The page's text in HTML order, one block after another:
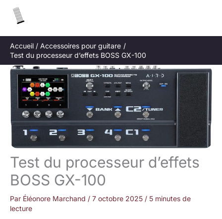
Accueil
Accessoires pour guitare
Test du processeur d’effets BOSS GX-100
Test du processeur d’effets
BOSS GX-100
Par Éléonore Marchand / 7 octobre 2025 / 5 minutes de
lecture
h
r
c
h
r